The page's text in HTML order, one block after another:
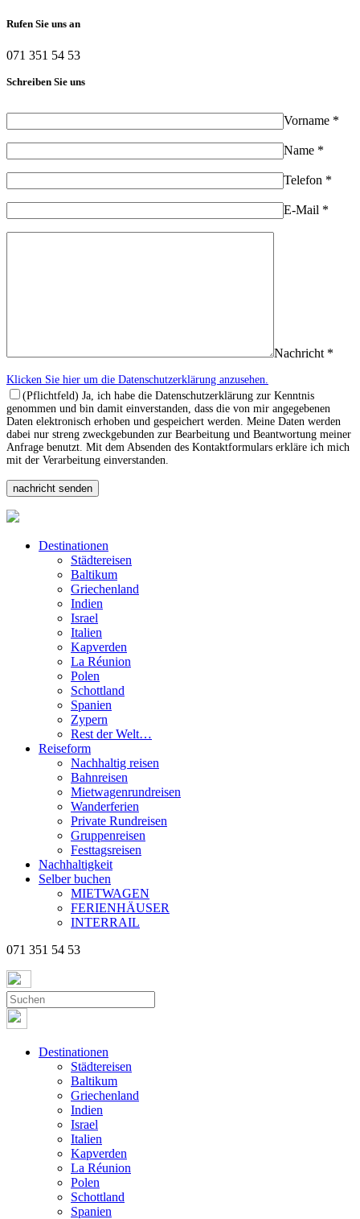
Rufen Sie uns an
071 351 54 53
Schreiben Sie uns
Vorname *
Name *
Telefon *
E-Mail *
Nachricht *
Klicken Sie hier um die Datenschutzerklärung anzusehen.
(Pflichtfeld) Ja, ich habe die Datenschutzerklärung zur Kenntnis
genommen und bin damit einverstanden, dass die von mir angegebenen
Daten elektronisch erhoben und gespeichert werden. Meine Daten werden
dabei nur streng zweckgebunden zur Bearbeitung und Beantwortung meiner
Anfrage benutzt. Mit dem Absenden des Kontaktformulars erkläre ich mich
mit der Verarbeitung einverstanden.
Destinationen
Städtereisen
Baltikum
Griechenland
Indien
Israel
Italien
Kapverden
La Réunion
Polen
Schottland
Spanien
Zypern
Rest der Welt…
Reiseform
Nachhaltig reisen
Bahnreisen
Mietwagenrundreisen
Wanderferien
Private Rundreisen
Gruppenreisen
Festtagsreisen
Nachhaltigkeit
Selber buchen
MIETWAGEN
FERIENHÄUSER
INTERRAIL
071 351 54 53
Destinationen
Städtereisen
Baltikum
Griechenland
Indien
Israel
Italien
Kapverden
La Réunion
Polen
Schottland
Spanien